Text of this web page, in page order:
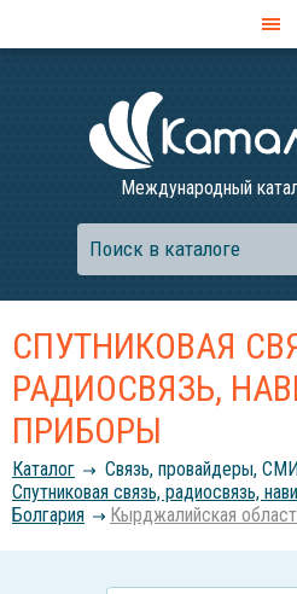
Международный
СПУТНИКОВАЯ
РАДИОСВЯЗЬ,
ПРИБОРЫ
Каталог
Связь, провайдеры,
Спутниковая связь, радиосвязь,
Болгария
Кырджалийская